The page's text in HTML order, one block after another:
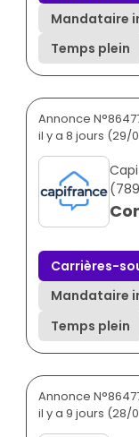
Mandataire
Temps plein
Annonce
il y a 8 jours (29/
Carrières-
Mandataire
Temps plein
Annonce
il y a 9 jours (28/